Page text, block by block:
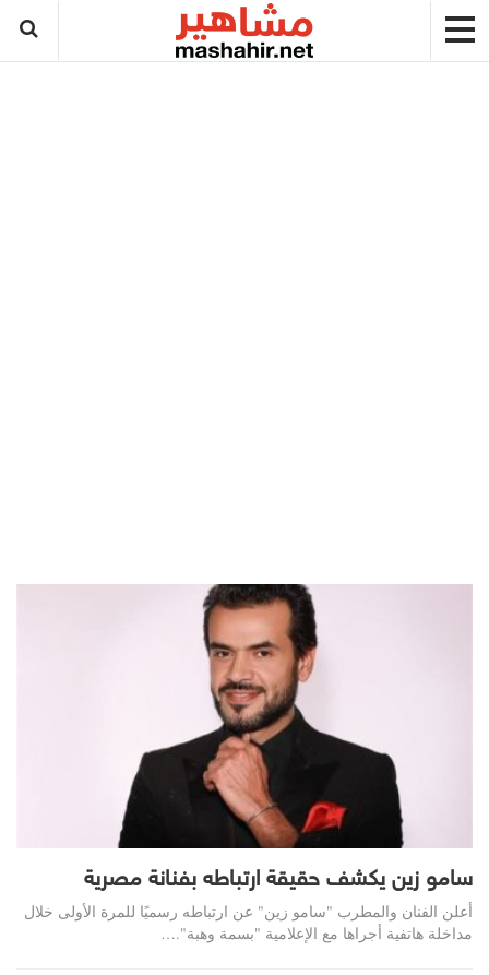
سامو زين يكشف حقيقة ارتباطه بفنانة مصرية
أعلن الفنان والمطرب "سامو زين" عن ارتباطه رسميًا للمرة الأولى خلال
مداخلة هاتفية أجراها مع الإعلامية "بسمة وهبة".…